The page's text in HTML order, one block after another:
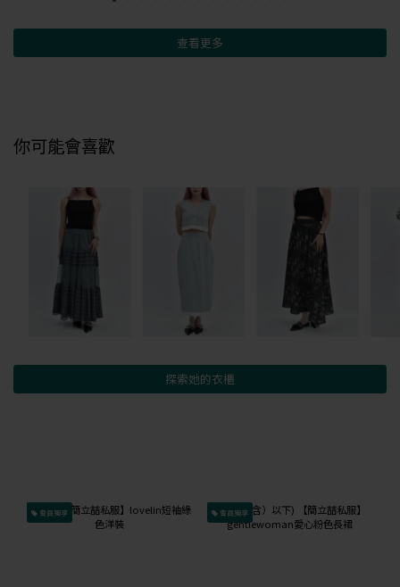
查看更多
你可能會喜歡
探索她的衣櫃
會員獨享 會員獨享